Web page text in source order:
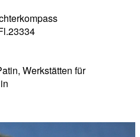
Werkstätten für